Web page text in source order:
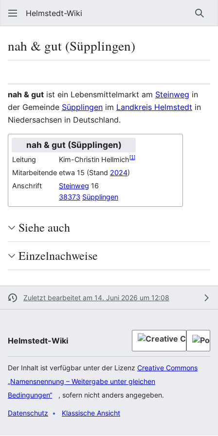
Helmstedt-Wiki
nah & gut (Süpplingen)
nah & gut ist ein Lebensmittelmarkt am Steinweg in
der Gemeinde Süpplingen im Landkreis Helmstedt in
Niedersachsen in Deutschland.
nah & gut (Süpplingen)
Leitung Kim-Christin Hellmich[1 ]
Mitarbeitende etwa 15 (Stand 2024)
Anschrift
Steinweg 16
38373 Süpplingen
Siehe auch
Einzelnachweise
Zuletzt bearbeitet am 14. Juni 2026 um 12:08
Helmstedt-Wiki
Der Inhalt ist verfügbar unter der Lizenz Creative Commons
„Namensnennung – Weitergabe unter gleichen
Bedingungen“
, sofern nicht anders angegeben.
Datenschutz Klassische Ansicht